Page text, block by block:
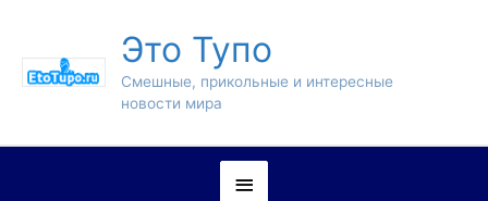
Это Тупо
Смешные, прикольные и интересные
новости мира